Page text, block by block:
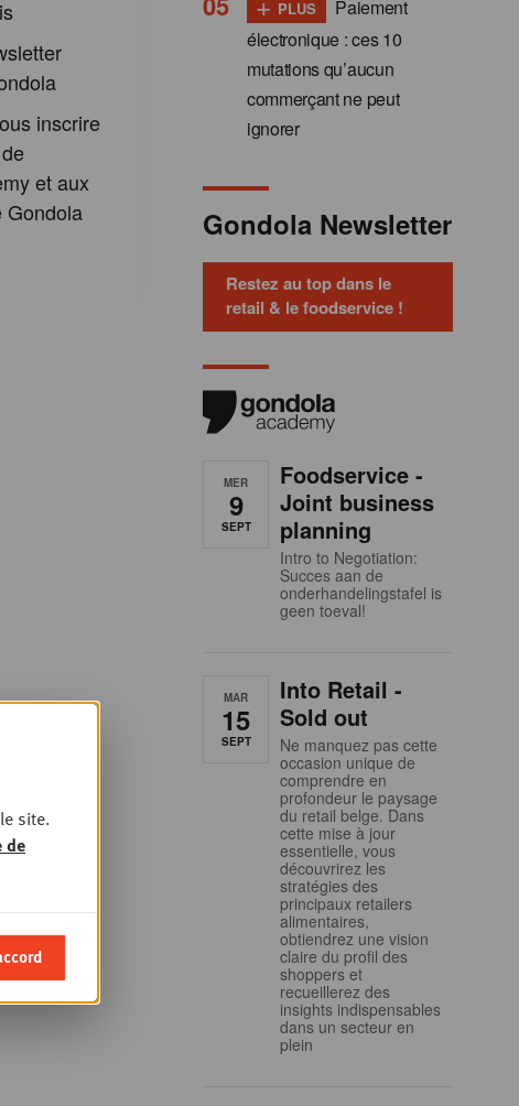
inscrire
et aux
Gondola
PLUS
Paiement
électronique : ces 10
mutations qu’aucun
commerçant ne peut
ignorer
Gondola Newsletter
Restez au top dans le
retail & le foodservice !
MER
9
SEPT
Foodservice -
Joint business
planning
Intro to Negotiation:
Succes aan de
onderhandelingstafel is
geen toeval!
MAR
15
SEPT
Into Retail -
Sold out
Ne manquez pas cette
occasion unique de
comprendre en
profondeur le paysage
du retail belge. Dans
cette mise à jour
essentielle, vous
découvrirez les
stratégies des
principaux retailers
alimentaires,
obtiendrez une vision
claire du profil des
shoppers et
recueillerez des
insights indispensables
dans un secteur en
plein
site.
de